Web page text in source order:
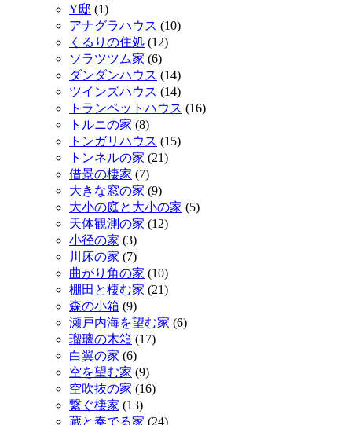
Y邸 (1)
アナグラハウス (10)
くるりの住処 (12)
ソラツツム家 (6)
ダンダンハウス (14)
ツインズハウス (14)
トランペットハウス (16)
トルニの家 (8)
トンガリハウス (15)
トンネルの家 (21)
借景の棲家 (7)
大きな窓の家 (9)
大小の庭と大小の家 (5)
天体観測の家 (12)
小径の家 (3)
川床の家 (7)
曲がり角の家 (10)
棚田と棲む家 (21)
森の小箱 (9)
瀬戸内海を望む家 (6)
瑠璃の木箱 (17)
白翼の家 (6)
空を望む家 (9)
空吹抜の家 (16)
繋ぐ棲家 (13)
蔵と奏でる家 (24)